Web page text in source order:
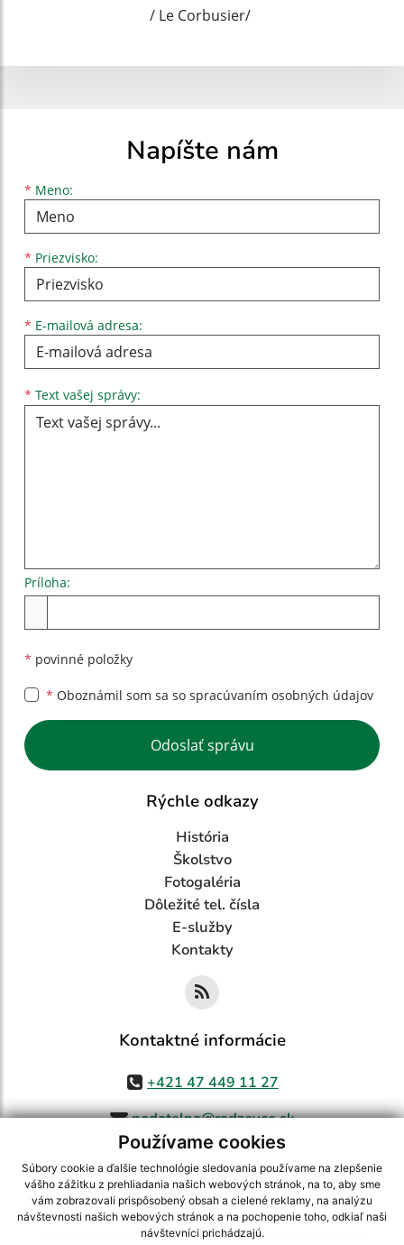
Používame cookies
Súbory cookie a ďalšie technológie sledovania používame na zlepšenie
vášho zážitku z prehliadania našich webových stránok, na to, aby sme
vám zobrazovali prispôsobený obsah a cielené reklamy, na analýzu
návštevnosti našich webových stránok a na pochopenie toho, odkiaľ naši
návštevníci prichádzajú.
/ Le Corbusier/
Napíšte nám
* Meno:
Meno
* Priezvisko:
Priezvisko
* E-mailová adresa:
E-mailová adresa
* Text vašej správy:
Príloha:
* povinné položky
* Oboznámil som sa so spracúvaním osobných údajov
Google reCaptcha Response
Odoslať správu
Rýchle odkazy
História
Školstvo
Fotogaléria
Dôležité tel. čísla
E-služby
Kontakty
Kontaktné informácie
+421 47 449 11 27
podatelna@radzovce.sk
využite možnosť získavania aktuálnych informácií s využitím RSS
CMS systém (redakčný) systém ECHELON 2,Mapa stránok,web portál
webex.digital, s.r.o.,domény,registrácia domény